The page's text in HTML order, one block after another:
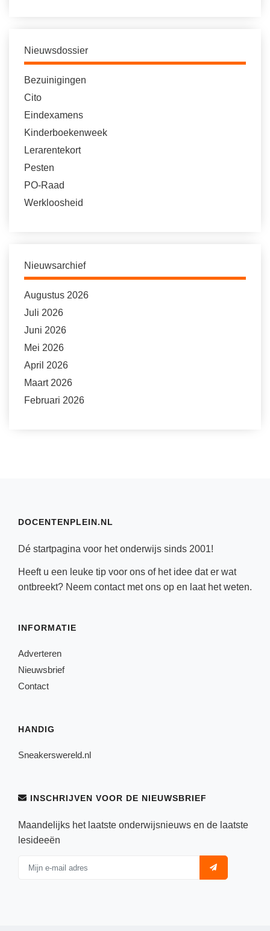
Nieuwsdossier
Bezuinigingen
Cito
Eindexamens
Kinderboekenweek
Lerarentekort
Pesten
PO-Raad
Werkloosheid
Nieuwsarchief
Augustus 2026
Juli 2026
Juni 2026
Mei 2026
April 2026
Maart 2026
Februari 2026
DOCENTENPLEIN.NL
Dé startpagina voor het onderwijs sinds 2001!
Heeft u een leuke tip voor ons of het idee dat er wat
ontbreekt? Neem contactmet ons op en laat het weten.
INFORMATIE
Adverteren
Nieuwsbrief
Contact
HANDIG
Sneakerswereld.nl
INSCHRIJVEN VOOR DE NIEUWSBRIEF
Maandelijks het laatste onderwijsnieuws en de laatste
lesideeën